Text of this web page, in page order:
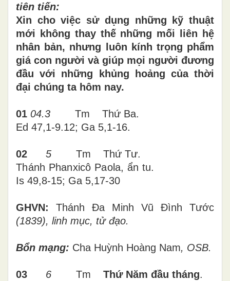
tiên tiến:
Xin cho việc sử dụng những kỹ thuật
mới không thay thế những mối liên hệ
nhân bản, nhưng luôn kính trọng phẩm
giá con người và giúp mọi người đương
đầu với những khủng hoảng của thời
đại chúng ta hôm nay.
01 04.3 Tm Thứ Ba.
Ed 47,1-9.12; Ga 5,1-16.
02 5 Tm
Thứ Tư.
Thánh Phanxicô Paola, ẩn tu.
Is 49,8-15; Ga 5,17-30
GHVN:
Thánh Đa Minh Vũ Đình Tước
(1839), linh mục, tử đạo.
Bổn mạng: Cha Huỳnh Hoàng Nam, OSB.
03 6 Tm Thứ Năm đầu tháng.